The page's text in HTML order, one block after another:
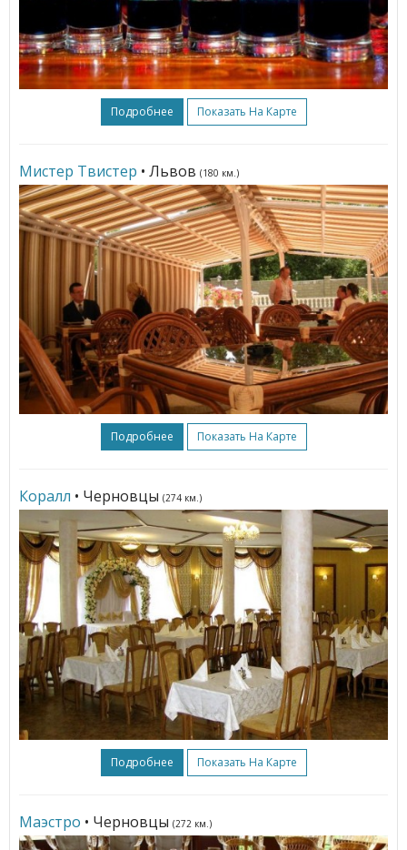
Подробнее Показать На Карте
Мистер Твистер • Львов (180 км.)
Подробнее Показать На Карте
Коралл • Черновцы (274 км.)
Подробнее Показать На Карте
Маэстро • Черновцы (272 км.)